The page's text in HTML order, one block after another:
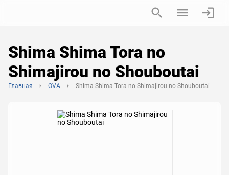
Shima Shima Tora no
Shimajirou no Shouboutai
Главная OVA Shima Shima Tora no Shimajirou no Shouboutai